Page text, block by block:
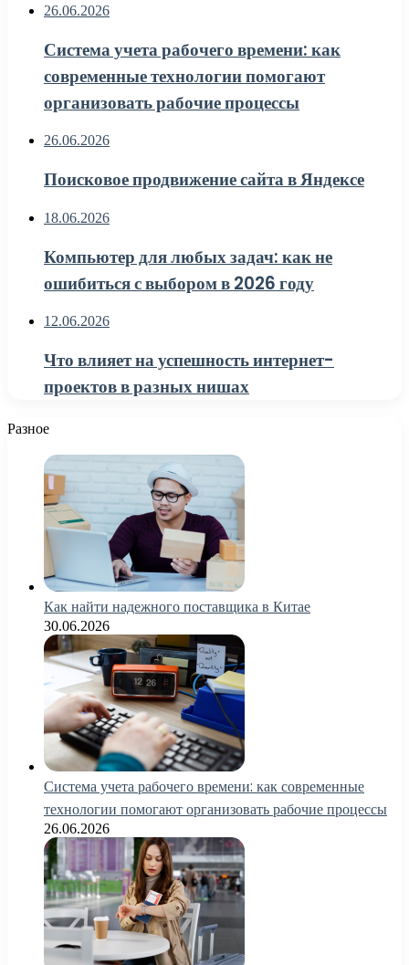
26.06.2026
Система учета рабочего времени: как
современные технологии помогают
организовать рабочие процессы
26.06.2026
Поисковое продвижение сайта в Яндексе
18.06.2026
Компьютер для любых задач: как не
ошибиться с выбором в 2026 году
12.06.2026
Что влияет на успешность интернет-
проектов в разных нишах
Разное
Как найти надежного поставщика в Китае
30.06.2026
Система учета рабочего времени: как современные
технологии помогают организовать рабочие процессы
26.06.2026